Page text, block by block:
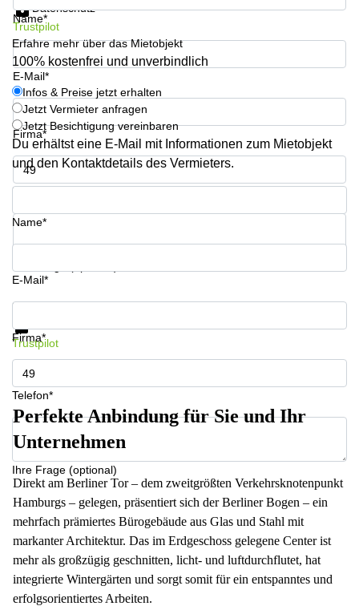
Dortmund
Tagungsraum
München
Büro
Mannheim
mieten
Büro
mieten
Nürnberg
Berlin
Coworking
Hohenstaufenring
62 Köln
Erna-
Scheffler-
Str. 1A
Köln
Hohenzollernring
57 Koln
Ludwig-
Erhard-
Hamburg
Name*
E-Mail*
Firma*
Telefon*
Datenschutz
Trustpilot
Erfahre mehr über das Mietobjekt
100% kostenfrei und unverbindlich
Infos & Preise jetzt erhalten
Jetzt Vermieter anfragen
Jetzt Besichtigung vereinbaren
Du erhältst eine E-Mail mit Informationen zum Mietobjekt
und den Kontaktdetails des Vermieters.
Name*
E-Mail*
Firma*
Telefon*
Ihre Frage (optional)
Infos & Preise jetzt erhalten
Trustpilot
Perfekte Anbindung für Sie und Ihr
Unternehmen
Direkt am Berliner Tor – dem zweitgrößten Verkehrsknotenpunkt
Hamburgs – gelegen, präsentiert sich der Berliner Bogen – ein
mehrfach prämiertes Bürogebäude aus Glas und Stahl mit
markanter Architektur. Das im Erdgeschoss gelegene Center ist
mehr als großzügig geschnitten, licht- und luftdurchflutet, hat
integrierte Wintergärten und sorgt somit für ein entspanntes und
erfolgsorientiertes Arbeiten.